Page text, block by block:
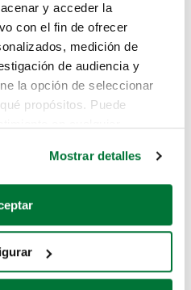
y acceder la
con el fin de ofrecer
medición de
de audiencia y
la opción de seleccionar
propósitos. Puede
su ubicación geográfica
analizándolo activamente
específicas (huellas
Mostrar detalles
como
hasta aquí.
coche que estás
enlaces: